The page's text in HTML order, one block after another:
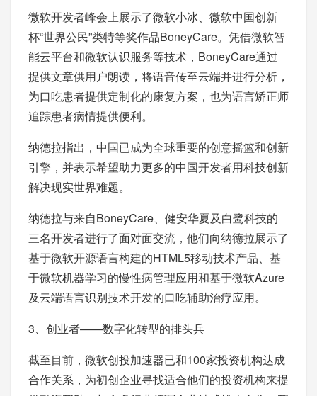
微软开发者峰会上展示了微软小冰、微软中国创新
杯“世界公民”类特等奖作品BoneyCare。凭借微软智
能云平台和微软认识服务等技术，BoneyCare通过
提供文章供用户朗读，将语音传至云端并进行分析，
为口吃患者提供定制化的康复方案，也为语言矫正师
追踪患者病情提供便利。
纳德拉指出，中国已成为全球重要的创意摇篮和创新
引擎，并表示希望助力更多的中国开发者用科技创新
解决现实世界难题。
纳德拉与来自BoneyCare、健安华夏及白鹭科技的
三名开发者进行了面对面交流，他们向纳德拉展示了
基于微软开源语言构建的HTML5移动技术产品、基
于微软机器学习的慢性病管理应用和基于微软Azure
及云端语言识别技术开发的口吃辅助治疗应用。
3、创业者——数字化转型的排头兵
截至目前，微软创投加速器已和100家投资机构达成
合作关系，为初创企业寻找适合他们的投资机构来提